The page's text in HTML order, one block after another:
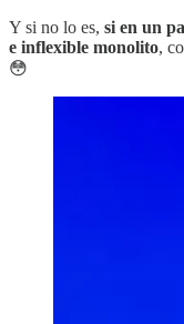
Y si no lo es, si en un
e inflexible monolito,
😳